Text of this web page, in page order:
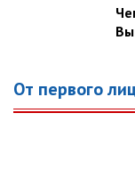
От первого